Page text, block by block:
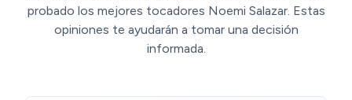
probado los mejores tocadores Noemi Salazar. Estas
opiniones te ayudarán a tomar una decisión
informada.